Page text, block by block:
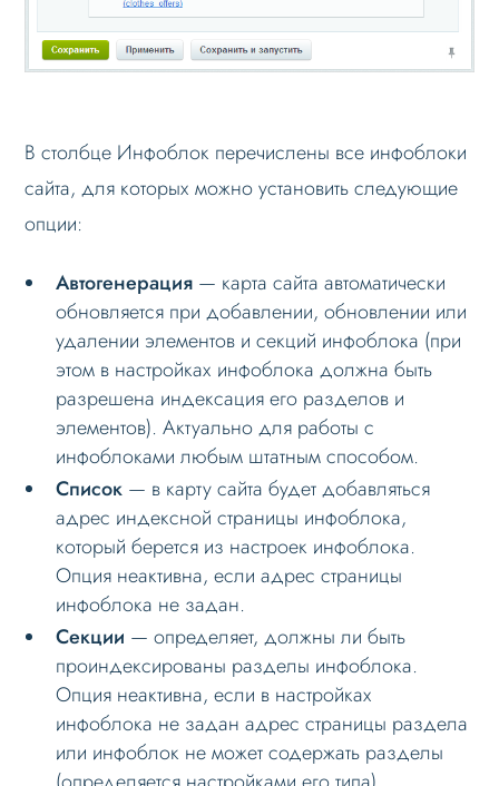
В столбце Инфоблок перечислены все инфоблоки
сайта, для которых можно установить следующие
опции:
Автогенерация — карта сайта автоматически
обновляется при добавлении, обновлении или
удалении элементов и секций инфоблока (при
этом в настройках инфоблока должна быть
разрешена индексация его разделов и
элементов). Актуально для работы с
инфоблоками любым штатным способом.
Список — в карту сайта будет добавляться
адрес индексной страницы инфоблока,
который берется из настроек инфоблока.
Опция неактивна, если адрес страницы
инфоблока не задан.
Секции — определяет, должны ли быть
проиндексированы разделы инфоблока.
Опция неактивна, если в настройках
инфоблока не задан адрес страницы раздела
или инфоблок не может содержать разделы